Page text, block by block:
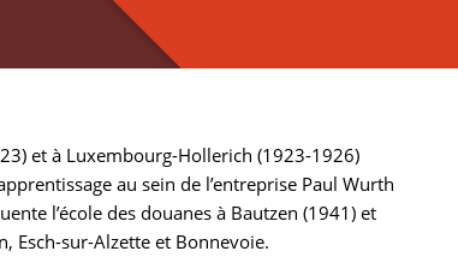
et à Luxembourg-Hollerich (1923-1926)
au sein de l’entreprise Paul Wurth
l’école des douanes à Bautzen (1941) et
Esch-sur-Alzette et Bonnevoie.